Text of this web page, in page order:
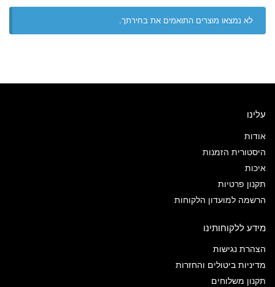
לא נמצאו מוצרים התואמים את בחירתך.
עלינו
אודות
היסטורית הזמנות
איכות
תקנון פרטיות
הרשמה למועדון הלקוחות
מידע ללקוחותינו
הצהרת נגישות
מדיניות ביטולים והחזרות
תקנון משלוחים